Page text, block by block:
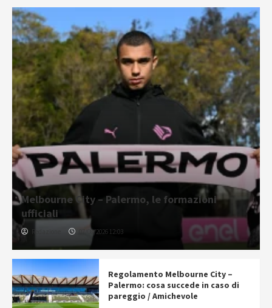
Melbourne City – Palermo, le formazioni
ufficiali
07/08/2026 12:03
Regolamento Melbourne City –
Palermo: cosa succede in caso di
pareggio / Amichevole